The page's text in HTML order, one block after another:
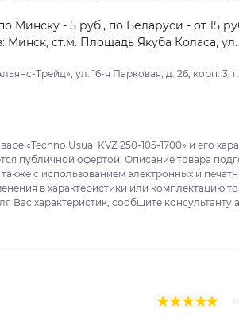
Минску - 5 руб., по Беларуси - от 15
ст.м. Площадь Якуба Коласа, ул.
Трейд», ул. 16-я Парковая, д. 26, корп. 3,
«Techno Usual KVZ 250-105-1700» и его
публичной офертой. Описание товара
с использованием электронных и
в характеристики или комплектацию
Вас характеристик, сообщите консультанту